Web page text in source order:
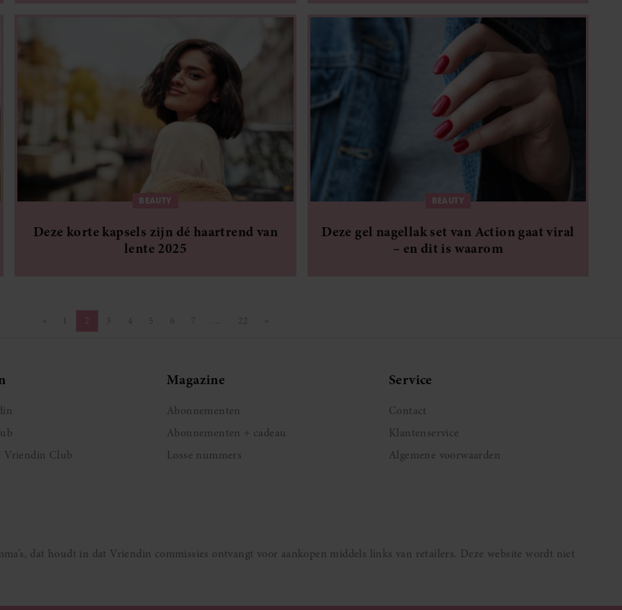
BEAUTY
Deze korte kapsels zijn dé haartrend van
lente 2025
BEAUTY
Deze gel nagellak set van Action gaat viral
– en dit is waarom
Vorige pagina
« Pagina
1 Pagina
2 Pagina
3 Pagina
4 Pagina
5 Pagina
6 7 Pagina
22 Volgende pagina
»
Vriendin Club
Magazine
Abonnementen
Abonnementen + cadeau
Losse nummers
Service
Contact
Klantenservice
Algemene voorwaarden
dat houdt in dat Vriendin commissies ontvangt voor aankopen middels links van retailers. Deze website wordt niet